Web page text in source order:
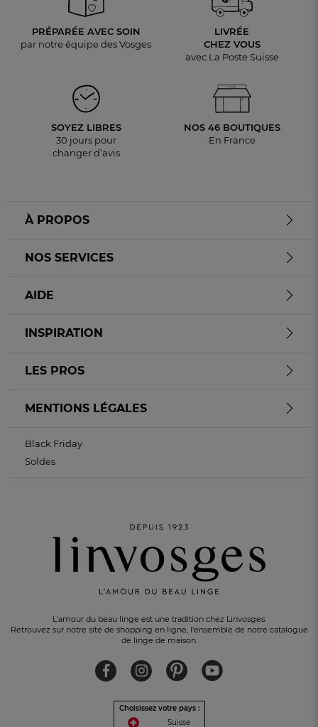
PRÉPARÉE AVEC SOIN
par notre équipe des Vosges
LIVRÉE
CHEZ VOUS
avec La Poste Suisse
SOYEZ LIBRES
30 jours pour
changer d’avis
NOS 46 BOUTIQUES
En France
L'amour du beau linge est une tradition chez Linvosges.
Retrouvez sur notre site de shopping en ligne, l'ensemble de notre catalogue
de linge de maison.
Choisissez votre pays :
Suisse
À PROPOS
NOS SERVICES
AIDE
INSPIRATION
LES PROS
MENTIONS LÉGALES
Black Friday
Soldes